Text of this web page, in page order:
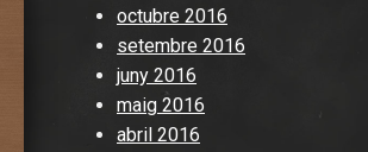
octubre 2016
setembre 2016
juny 2016
maig 2016
abril 2016